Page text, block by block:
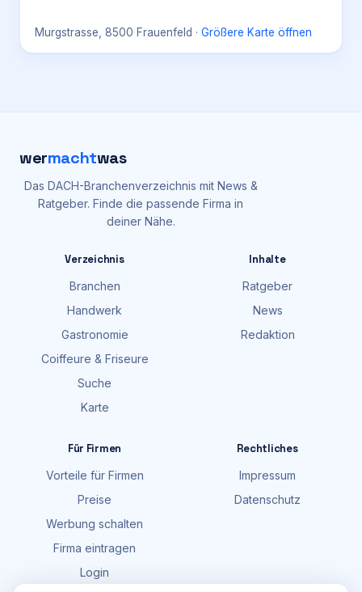
Murgstrasse, 8500 Frauenfeld · Größere Karte öffnen
wermachtwas
Das DACH-Branchenverzeichnis mit News &
Ratgeber. Finde die passende Firma in
deiner Nähe.
Verzeichnis
Branchen
Handwerk
Gastronomie
Coiffeure & Friseure
Suche
Karte
Inhalte
Ratgeber
News
Redaktion
Für Firmen
Vorteile für Firmen
Preise
Werbung schalten
Firma eintragen
Login
Rechtliches
Impressum
Datenschutz